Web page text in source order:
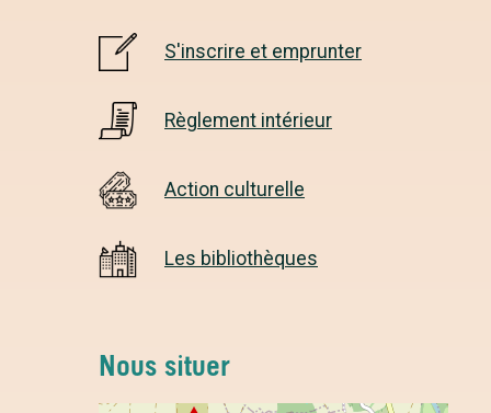
S'inscrire et emprunter
Règlement intérieur
Action culturelle
Les bibliothèques
Nous situer